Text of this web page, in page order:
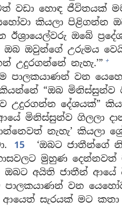
වඩා හොඳ ජීවිතයක්
කියලා පිළිගන්න
ඔබේ
ඔබ ඔවුන්ගේ උරුමය
උදුරගන්නේ නැහැ.’” +
පාලකයාණන් වන
“ඔබ මිනිස්සුන්ව
උදුරගන්න දේශයක්”
මිනිස්සුන්ව ගිලලා
නැහැ’ කියලා
15
‘ඔබට ජාතීන්ගේ
මුහුණ දෙන්නවත්
ඔබට අයිති ජාතීන් ආයේ
පාලකයාණන් වන
ආයෙත් සැරයක් මට කතා